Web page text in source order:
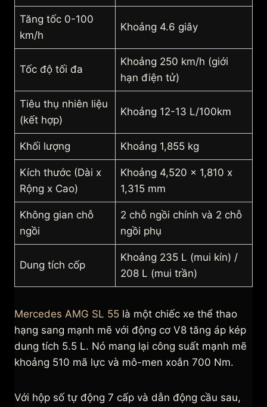
Tăng tốc 0-100
km/h
Khoảng 4.6 giây
Tốc độ tối đa
Khoảng 250 km/h (giới
hạn điện tử)
Tiêu thụ nhiên liệu
(kết hợp)
Khoảng 12-13 L/100km
Khối lượng Khoảng 1,855 kg
Kích thước (Dài x
Rộng x Cao)
Khoảng 4,520 x 1,810 x
1,315 mm
Không gian chỗ
ngồi
2 chỗ ngồi chính và 2 chỗ
ngồi phụ
Dung tích cốp
Khoảng 235 L (mui kín) /
208 L (mui trần)
Mercedes AMG SL 55 là một chiếc xe thể thao
hạng sang mạnh mẽ với động cơ V8 tăng áp kép
dung tích 5.5 L. Nó mang lại công suất mạnh mẽ
khoảng 510 mã lực và mô-men xoắn 700 Nm.
Với hộp số tự động 7 cấp và dẫn động cầu sau,